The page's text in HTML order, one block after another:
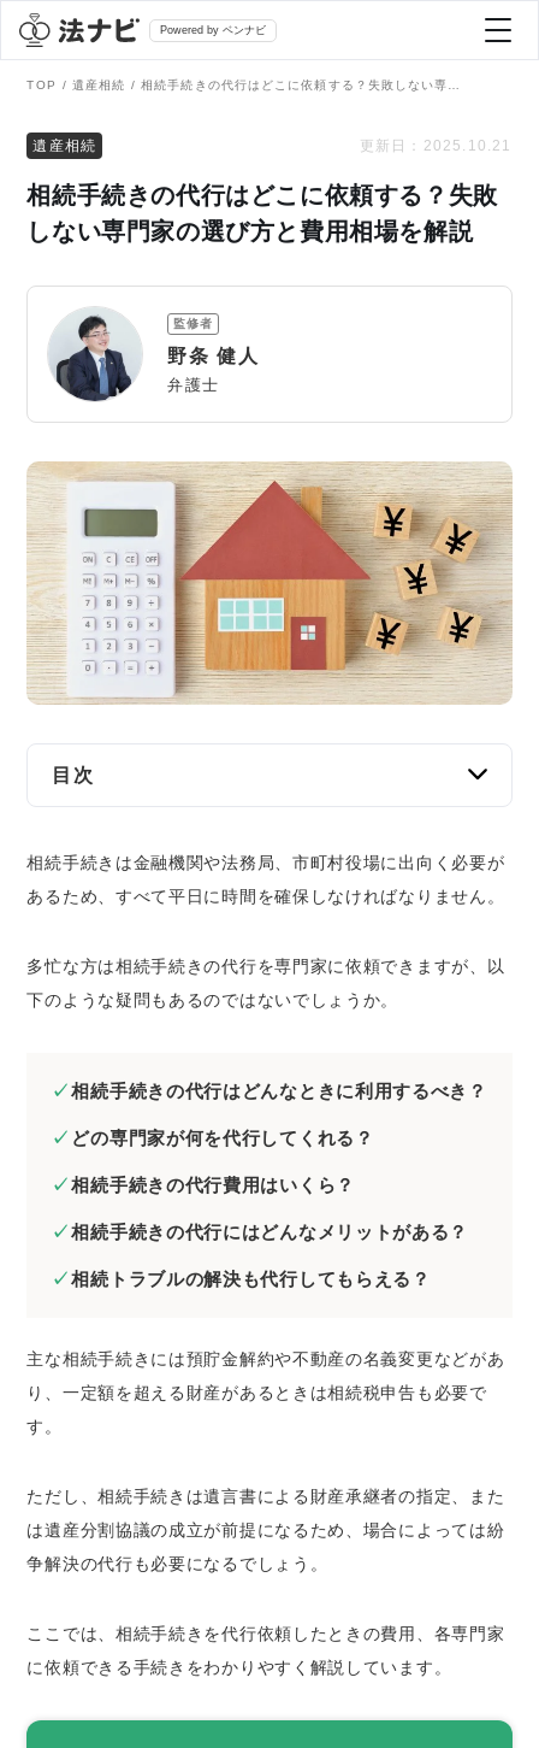
Powered by ベンナビ
全て
刑事事件
債務整理
離婚問題
交通事故
遺産相続
労働問題
債権回収
IT・ネット
資金調達
弁護士を探す
AI Search Premium
掲載をご検討の弁護士の方へ
TOP 遺産相続
遺産相続 更新日： 2025.10.21
相続手続きの代行はどこに依頼する？失敗
しない専門家の選び方と費用相場を解説
監修者
野条 健人
弁護士
目次
相続財産や相続人の調査が難航している
遺言書や遺産分割協議書の書き方がわからな
相続財産に不動産がある
相続税が発生する
相続手続きを代行依頼できる専門家とメリッ
銀行や信託銀行｜相続財産の運用や管理を任
せたい方
行政書士｜書類作成を任せたい方
税理士｜財産評価や相続税申告を任せたい方
せたい方
相続手続きの代行を依頼したときの費用相場
司法書士費用
税理士費用
相続手続きの代行を弁護士に依頼したほうがよ
いケース
相続手続きは金融機関や法務局、市町村役場に出向く必要が
あるため、すべて平日に時間を確保しなければなりません。
多忙な方は相続手続きの代行を専門家に依頼できますが、以
下のような疑問もあるのではないでしょうか。
相続手続きの代行はどんなときに利用するべき？
どの専門家が何を代行してくれる？
相続手続きの代行費用はいくら？
相続手続きの代行にはどんなメリットがある？
相続トラブルの解決も代行してもらえる？
主な相続手続きには預貯金解約や不動産の名義変更などがあ
り、一定額を超える財産があるときは相続税申告も必要で
す。
ただし、相続手続きは遺言書による財産承継者の指定、また
は遺産分割協議の成立が前提になるため、場合によっては紛
争解決の代行も必要になるでしょう。
ここでは、相続手続きを代行依頼したときの費用、各専門家
に依頼できる手続きをわかりやすく解説しています。